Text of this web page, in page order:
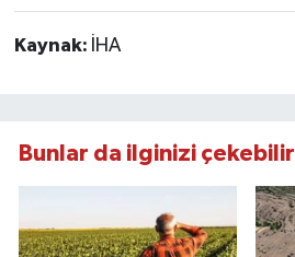
Kaynak: İHA
Bunlar da ilginizi çekebilir